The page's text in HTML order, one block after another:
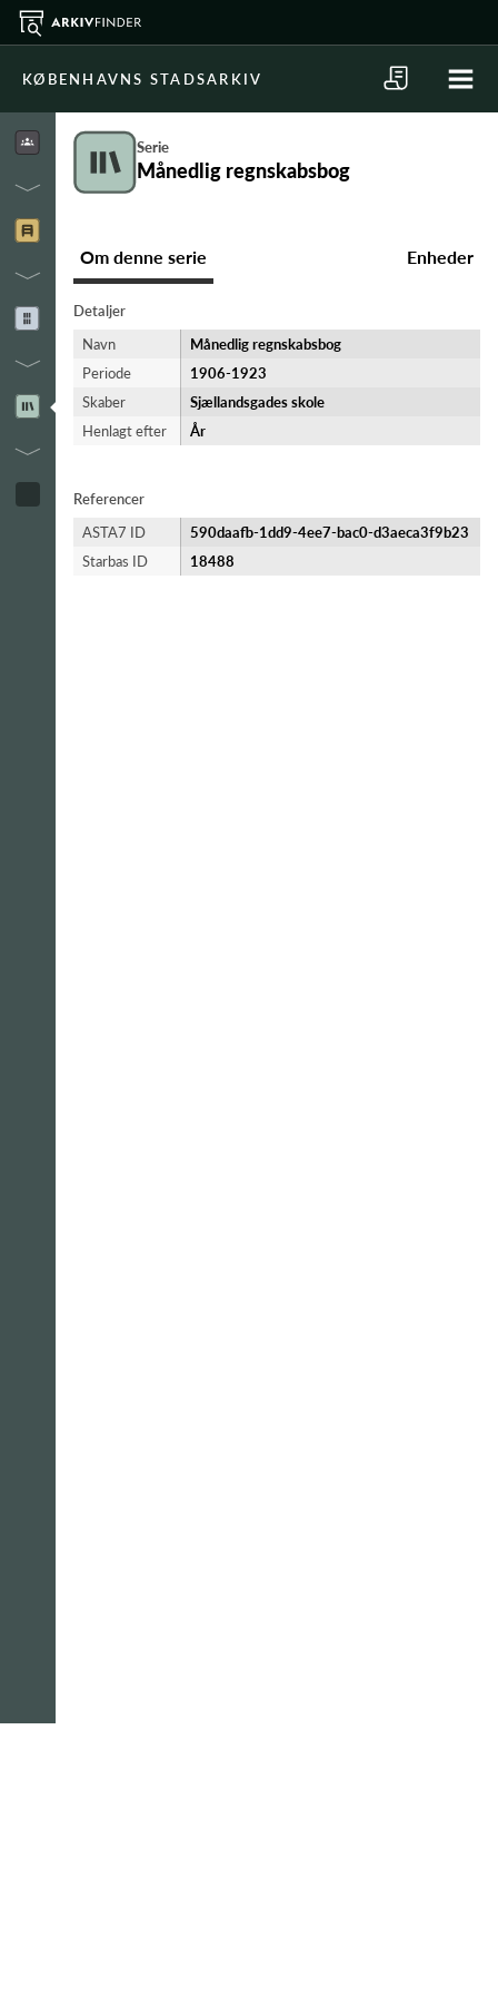
KØBENHAVNS STADSARKIV
Serie
Månedlig regnskabsbog
Om denne serie Enheder
Detaljer
Navn
Månedlig regnskabsbog
Periode
1906-​1923
Skaber
Sjællandsgades skole
Henlagt efter
År
Referencer
ASTA7 ID
590daafb-1dd9-4ee7-bac0-d3aeca3f9b23
Starbas ID
18488